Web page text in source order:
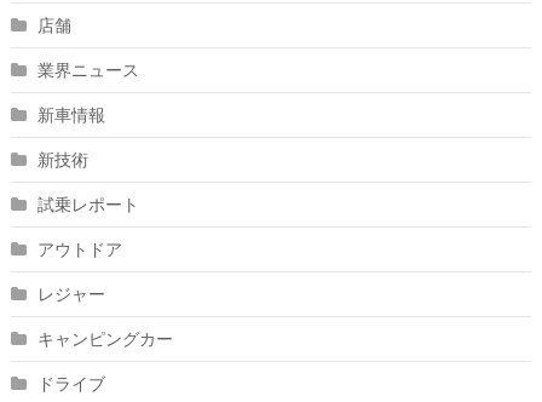
店舗
業界ニュース
新車情報
新技術
試乗レポート
アウトドア
レジャー
キャンピングカー
ドライブ